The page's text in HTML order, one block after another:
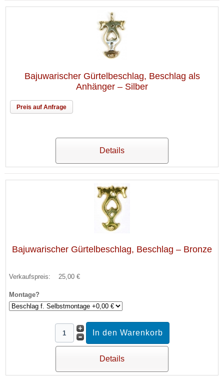
Bajuwarischer Gürtelbeschlag, Beschlag als
Anhänger – Silber
Preis auf Anfrage
Details
Bajuwarischer Gürtelbeschlag, Beschlag – Bronze
Verkaufspreis: 25,00 €
Montage?
Details